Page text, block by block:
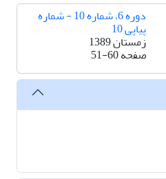
دوره 6، شماره 10 - شماره
پیاپی 10
زمستان 1389
صفحه51-60